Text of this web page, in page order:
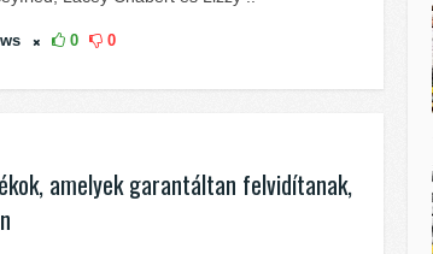
0 0
amelyek garantáltan felvidítanak,